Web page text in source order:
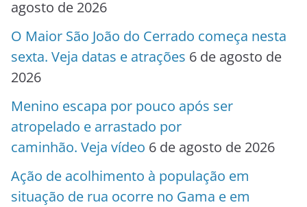
agosto de 2026
O Maior São João do Cerrado começa nesta
sexta. Veja datas e atrações 6 de agosto de
2026
Menino escapa por pouco após ser
atropelado e arrastado por
caminhão. Veja vídeo 6 de agosto de 2026
Ação de acolhimento à população em
situação de rua ocorre no Gama e em